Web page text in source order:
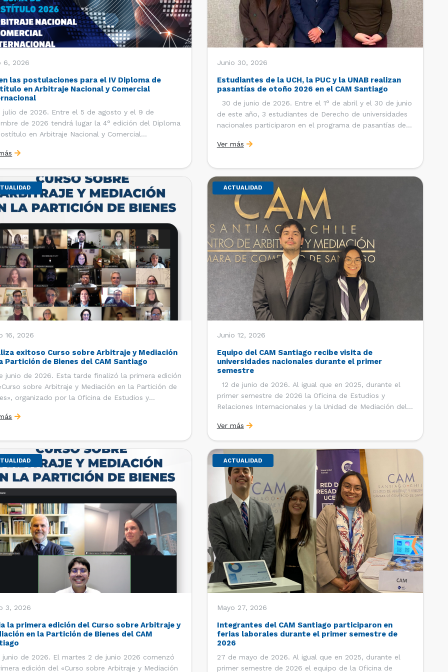
6, 2026
las postulaciones para el IV Diploma de
en Arbitraje Nacional y Comercial
julio de 2026. Entre el 5 de agosto y el 9 de
de 2026 tendrá lugar la 4° edición del Diploma
en Arbitraje Nacional y Comercial
Internacional de la Facultad de Derecho de la
de Chile y […]
Junio 30, 2026
Estudiantes de la UCH, la PUC y la UNAB realizan
pasantías de otoño 2026 en el CAM Santiago
30 de junio de 2026. Entre el 1° de abril y el 30 de junio
de este año, 3 estudiantes de Derecho de universidades
nacionales participaron en el programa de pasantías del
Comercio de Santiago (CCS). Así, se realizaron […]
Ver más
16, 2026
exitoso Curso sobre Arbitraje y Mediación
Partición de Bienes del CAM Santiago
junio de 2026. Esta tarde finalizó la primera edición
sobre Arbitraje y Mediación en la Partición de
organizado por la Oficina de Estudios y
(CAM) de la Cámara de Comercio de Santiago
ACTUALIDAD
Junio 12, 2026
Equipo del CAM Santiago recibe visita de
universidades nacionales durante el primer
semestre
12 de junio de 2026. Al igual que en 2025, durante el
primer semestre de 2026 la Oficina de Estudios y
Relaciones Internacionales y la Unidad de Mediación del
Comercio de Santiago (CCS) han recibido la visita de
estudiantes de […]
Ver más
3, 2026
la primera edición del Curso sobre Arbitraje y
en la Partición de Bienes del CAM
junio de 2026. El martes 2 de junio 2026 comenzó
edición del «Curso sobre Arbitraje y Mediación
ACTUALIDAD
Mayo 27, 2026
Integrantes del CAM Santiago participaron en
ferias laborales durante el primer semestre de
2026
27 de mayo de 2026. Al igual que en 2025, durante el
primer semestre de 2026 el equipo de la Oficina de